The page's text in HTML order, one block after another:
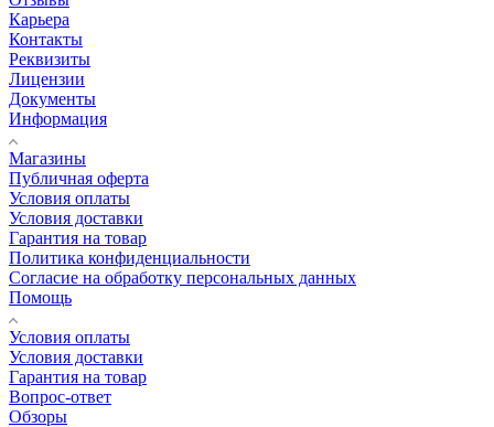
Карьера
Контакты
Реквизиты
Лицензии
Документы
Информация
Магазины
Публичная оферта
Условия оплаты
Условия доставки
Гарантия на товар
Политика конфиденциальности
Согласие на обработку персональных данных
Помощь
Условия оплаты
Условия доставки
Гарантия на товар
Вопрос-ответ
Обзоры